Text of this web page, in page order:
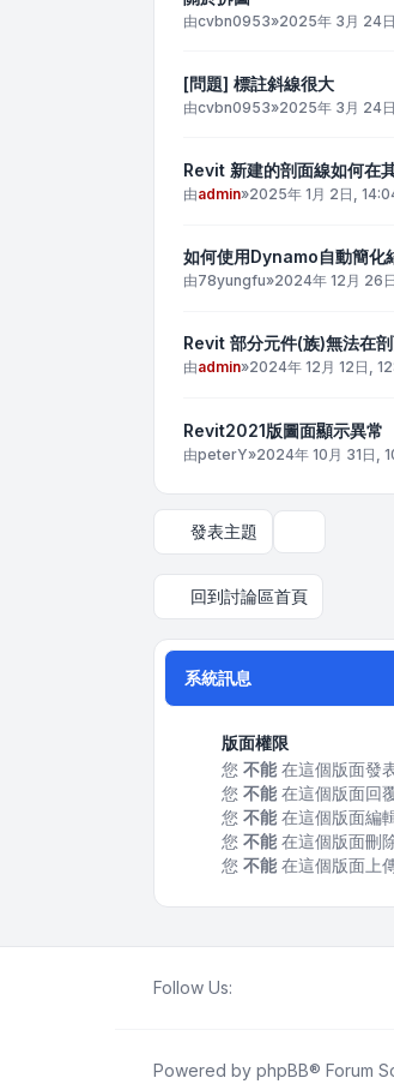
由cvbn0953»2025年 3月 24
[問題] 標註斜線很大
由cvbn0953»2025年 3月 24
Revit 新建的剖面線如何在
由admin»2025年 1月 2日,
如何使用Dynamo自動簡化
由78yungfu»2024年 12月 26
Revit 部分元件(族)無法在
由admin»2024年 12月 12日,
Revit2021版圖面顯示異常
由peterY»2024年 10月 31日,
發表主題
回到討論區首頁
系統訊息
版面權限
您 不能在這個版面發
您 不能在這個版面回
您 不能在這個版面編
您 不能在這個版面刪
您 不能在這個版面上
Follow Us:
Powered by phpBB® Forum